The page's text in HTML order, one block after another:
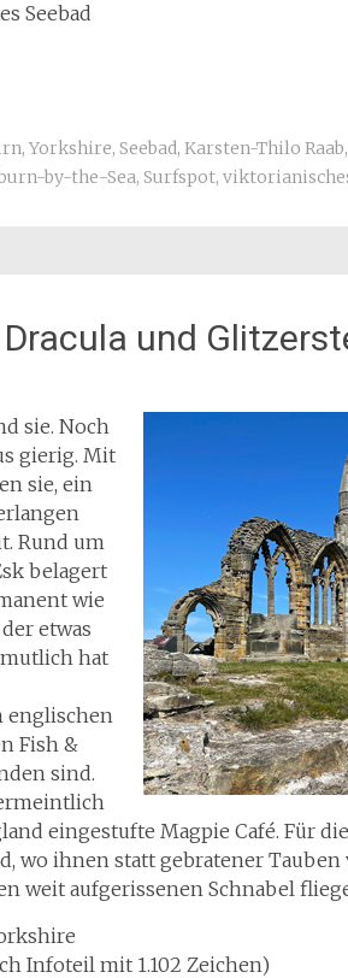
Seebad
, Yorkshire, Seebad, Karsten-Thilo Raab,
by-the-Sea, Surfspot,
und
sie. Noch
gierig. Mit
sie, ein
Rund um
belagert
wie
etwas
hat
englischen
Fish &
sind.
eingestufte Magpie Café. Für
wo ihnen statt gebratener
weit aufgerissenen Schnabel
Infoteil mit 1.102 Zeichen)